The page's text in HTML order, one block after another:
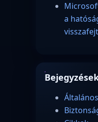
a
Általános